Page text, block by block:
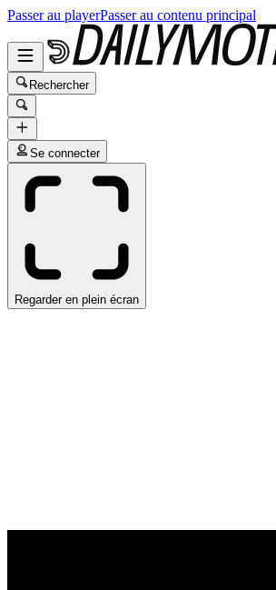
Passer au playerPasser au contenu principal
Rechercher
Se connecter
Regarder en plein écran